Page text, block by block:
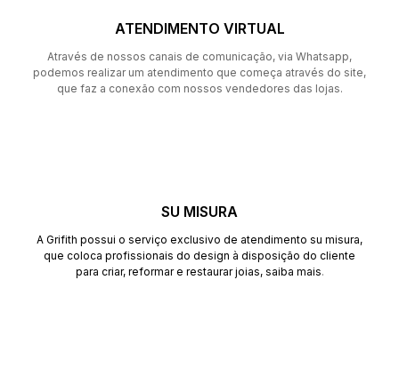
ATENDIMENTO VIRTUAL
Através de nossos canais de comunicação, via Whatsapp,
podemos realizar um atendimento que começa através do site,
que faz a conexão com nossos vendedores das lojas.
SU MISURA
A Grifith possui o serviço exclusivo de atendimento su misura,
que coloca profissionais do design à disposição do cliente
para criar, reformar e restaurar joias, saiba mais.